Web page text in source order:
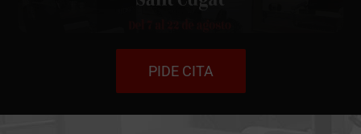
PIDE CITA